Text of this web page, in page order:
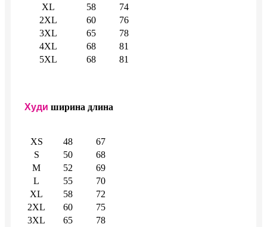
XL
58
74
2XL
60
76
3XL
65
78
4XL
68
81
5XL
68 81
Худи ширина длина
XS 48
67
S
50
68
M
52
69
L
55
70
XL
58
72
2XL
60
75
3XL
65
78